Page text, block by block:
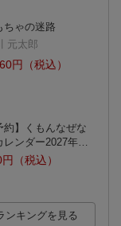
ちゃの迷路
元太郎
円（税込）
約】くもんなぜな
レンダー2027年…
（税込）
ンキングを見る